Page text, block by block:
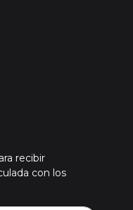
recibir
con los